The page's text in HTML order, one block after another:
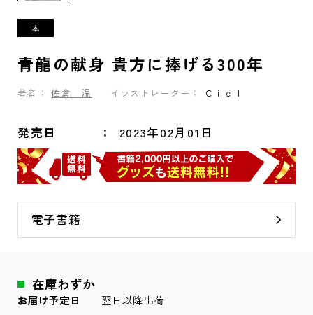
青龍の献身 貴方に捧げる300年
著者： 佐倉 温 イラストレーター： Ｃｉｅｌ
発売日 2023年02月01日
電子書籍
在庫わずか
お届け予定日 翌日以降出荷